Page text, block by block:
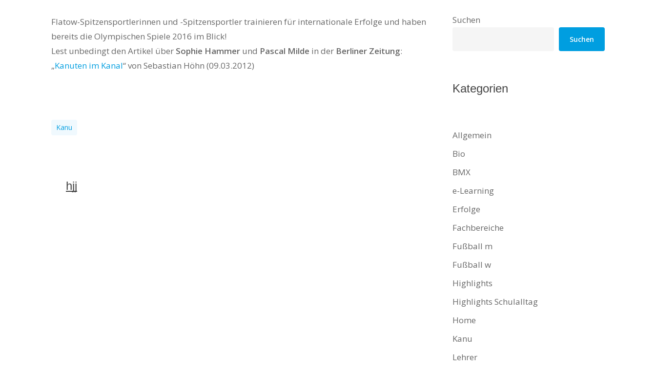
Flatow-Spitzensportlerinnen und -Spitzensportler trainieren für internationale Erfolge und haben
bereits die Olympischen Spiele 2016 im Blick!
Lest unbedingt den Artikel über Sophie Hammer und Pascal Milde in der Berliner Zeitung:
„Kanuten im Kanal“ von Sebastian Höhn (09.03.2012)
Kanu
hjj
Suchen
Suchen
Kategorien
Allgemein
Bio
BMX
e-Learning
Erfolge
Fachbereiche
Fußball m
Fußball w
Highlights
Highlights Schulalltag
Home
Kanu
Lehrer